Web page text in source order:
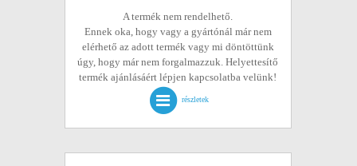
A termék nem rendelhető.
Ennek oka, hogy vagy a gyártónál már nem
elérhető az adott termék vagy mi döntöttünk
úgy, hogy már nem forgalmazzuk. Helyettesítő
termék ajánlásáért lépjen kapcsolatba velünk!
részletek